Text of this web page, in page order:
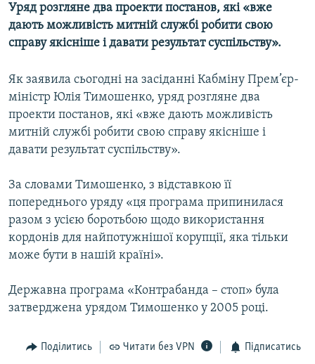
УКРАЇНА
СВІТ
СХЕМИ
КИТАЙ.ВИКЛИКИ
ФОТО
СПЕЦПРОЄКТИ
ПОДКАСТИ
УКР
КТАТ
Уряд розгляне два проекти постанов, які «вже
дають можливість митній службі робити свою
справу якісніше і давати результат суспільству».
Як заявила сьогодні на засіданні Кабміну Прем’єр-
міністр Юлія Тимошенко, уряд розгляне два
проекти постанов, які «вже дають можливість
митній службі робити свою справу якісніше і
давати результат суспільству».
За словами Тимошенко, з відставкою її
попереднього уряду «ця програма припинилася
разом з усією боротьбою щодо використання
кордонів для найпотужнішої корупції, яка тільки
може бути в нашій країні».
Державна програма «Контрабанда – стоп» була
затверджена урядом Тимошенко у 2005 році.
Поділитись Читати без VPN Підписатись